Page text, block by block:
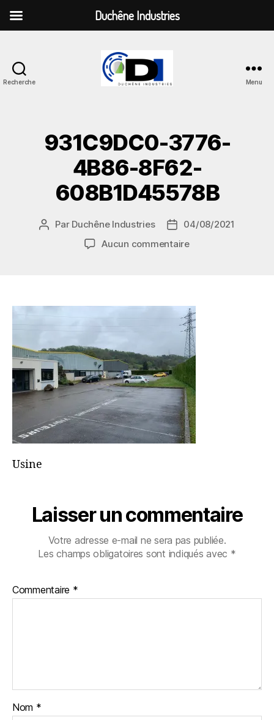
Recherche Menu
931C9DC0-3776-
4B86-8F62-
608B1D45578B
Auteur
Par Duchêne Industries
Date
de
04/08/2021
Aucun commentairesur
608B1D45578B
Usine
Laisser un commentaire
Votre adresse e-mail ne sera pas publiée.
Les champs obligatoires sont indiqués avec *
Commentaire *
Nom *
Duchêne Industries